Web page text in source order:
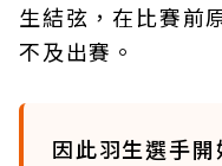
生結弦，在比賽前
不及出賽。
因此羽生選手